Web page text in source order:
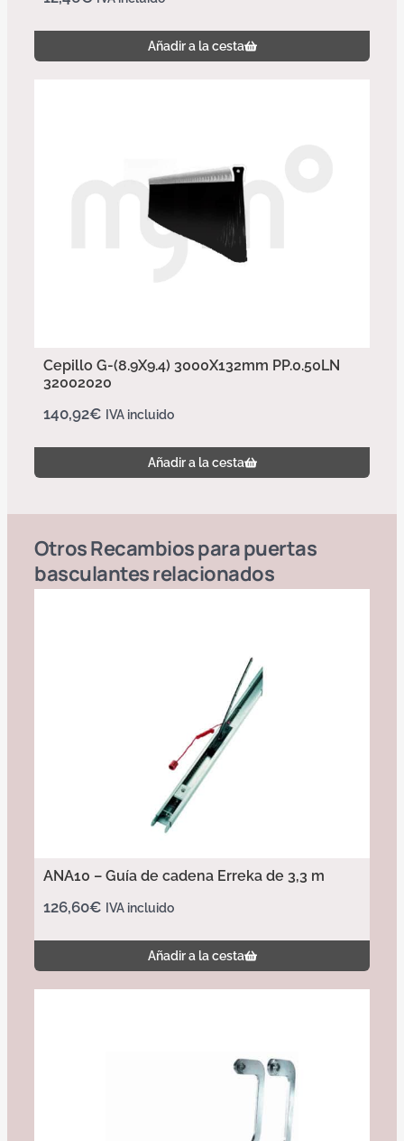
Añadir a la cesta
Cepillo G-(8.9X9.4) 3000X132mm PP.0.50LN
32002020
140,92€ IVA incluido
Añadir a la cesta
OtrosRecambios para puertas
basculantesrelacionados
ANA10 – Guía de cadena Erreka de 3,3 m
126,60€ IVA incluido
Añadir a la cesta